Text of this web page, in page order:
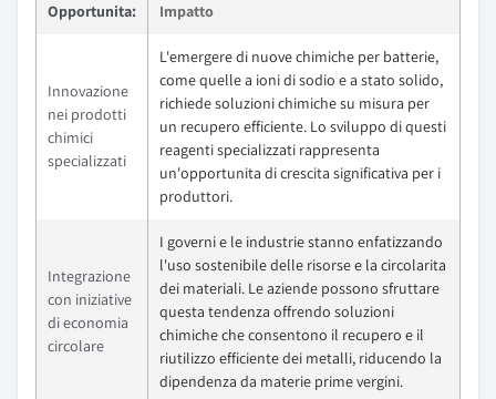
Opportunita: Impatto
Innovazione
nei prodotti
chimici
specializzati
L'emergere di nuove chimiche per batterie,
come quelle a ioni di sodio e a stato solido,
richiede soluzioni chimiche su misura per
un recupero efficiente. Lo sviluppo di questi
reagenti specializzati rappresenta
un'opportunita di crescita significativa per i
produttori.
Integrazione
con iniziative
di economia
circolare
I governi e le industrie stanno enfatizzando
l'uso sostenibile delle risorse e la circolarita
dei materiali. Le aziende possono sfruttare
questa tendenza offrendo soluzioni
chimiche che consentono il recupero e il
riutilizzo efficiente dei metalli, riducendo la
dipendenza da materie prime vergini.